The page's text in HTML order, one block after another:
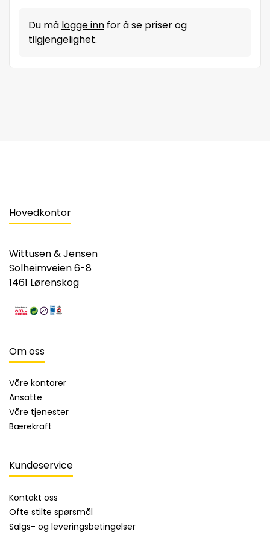
Du må logge inn for å se priser og
tilgjengelighet.
Hovedkontor
Wittusen & Jensen
Solheimveien 6-8
1461 Lørenskog
Om oss
Våre kontorer
Ansatte
Våre tjenester
Bærekraft
Kundeservice
Kontakt oss
Ofte stilte spørsmål
Salgs- og leveringsbetingelser